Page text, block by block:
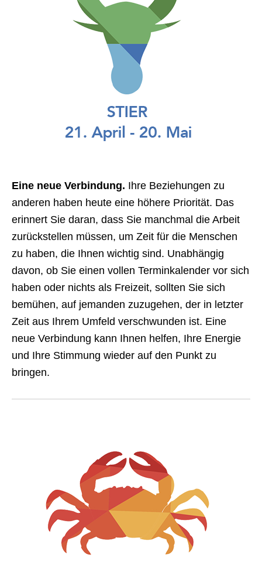
Eine neue Verbindung. Ihre Beziehungen zu
anderen haben heute eine höhere Priorität. Das
erinnert Sie daran, dass Sie manchmal die Arbeit
zurückstellen müssen, um Zeit für die Menschen
zu haben, die Ihnen wichtig sind. Unabhängig
davon, ob Sie einen vollen Terminkalender vor sich
haben oder nichts als Freizeit, sollten Sie sich
bemühen, auf jemanden zuzugehen, der in letzter
Zeit aus Ihrem Umfeld verschwunden ist. Eine
neue Verbindung kann Ihnen helfen, Ihre Energie
und Ihre Stimmung wieder auf den Punkt zu
bringen.